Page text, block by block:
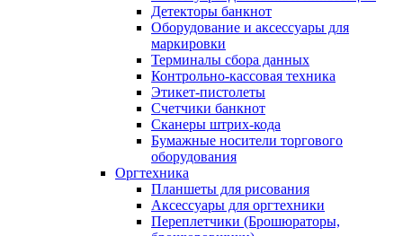
Детекторы банкнот
Оборудование и аксессуары для
маркировки
Терминалы сбора данных
Контрольно-кассовая техника
Этикет-пистолеты
Счетчики банкнот
Сканеры штрих-кода
Бумажные носители торгового
оборудования
Оргтехника
Планшеты для рисования
Аксессуары для оргтехники
Переплетчики (Брошюраторы,